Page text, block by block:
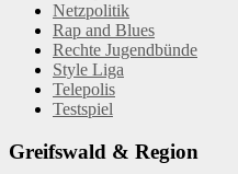
Netzpolitik
Rap and Blues
Rechte Jugendbünde
Style Liga
Telepolis
Testspiel
Greifswald & Region